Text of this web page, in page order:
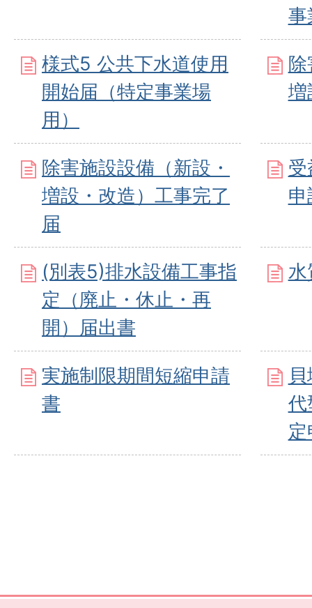
事
様式5 公共下水道使用
開始届（特定事業場
用）
増
除害施設設備（新設・
増設・改造）工事完了
届
申
(別表5)排水設備工事指
定（廃止・休止・再
開）届出書
水
実施制限期間短縮申請
書
代